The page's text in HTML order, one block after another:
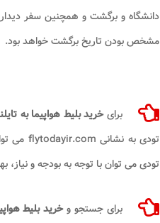
دانشگاه و برگشت و همچنین سفر
مشخص بودن تاریخ برگشت خواهد بود.
برایخرید بلیط هواپیما به
تودی به نشانی flytodayir.com می توانند به بررسی
تودی می توان با توجه به بودجه و نیاز،
برای جستجو وخرید بلیط